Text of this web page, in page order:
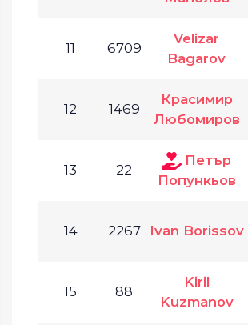
11 6709
Velizar
Bagarov
12 1469
Красимир
Любомиров
13 22
Петър
Попункьов
14 2267 Ivan Borissov
15 88
Kiril
Kuzmanov